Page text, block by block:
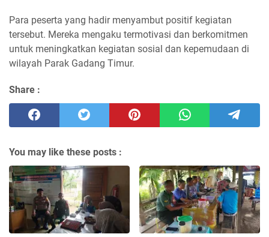
Para peserta yang hadir menyambut positif kegiatan
tersebut. Mereka mengaku termotivasi dan berkomitmen
untuk meningkatkan kegiatan sosial dan kepemudaan di
wilayah Parak Gadang Timur.
Share :
You may like these posts :